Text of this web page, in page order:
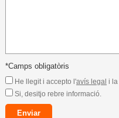
*Camps obligatòris
He llegit i accepto l'avís legal i la
Si, desitjo rebre informació.